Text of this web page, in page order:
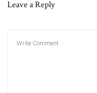
Leave a Reply